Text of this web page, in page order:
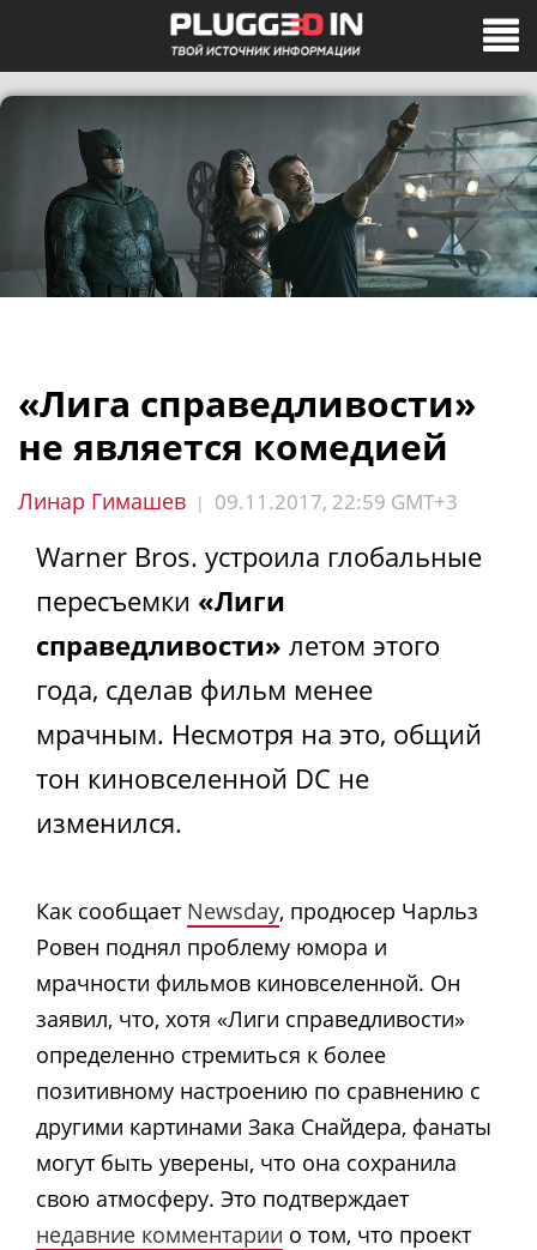
«Лига справедливости»
не является комедией
Линар Гимашев | 09.11.2017, 22:59 GMT+3
Warner Bros. устроила глобальные
пересъемки «Лиги
справедливости» летом этого
года, сделав фильм менее
мрачным. Несмотря на это, общий
тон киновселенной DC не
изменился.
Как сообщает Newsday, продюсер Чарльз
Ровен поднял проблему юмора и
мрачности фильмов киновселенной. Он
заявил, что, хотя «Лиги справедливости»
определенно стремиться к более
позитивному настроению по сравнению с
другими картинами Зака Снайдера, фанаты
могут быть уверены, что она сохранила
свою атмосферу. Это подтверждает
недавние комментарии о том, что проект